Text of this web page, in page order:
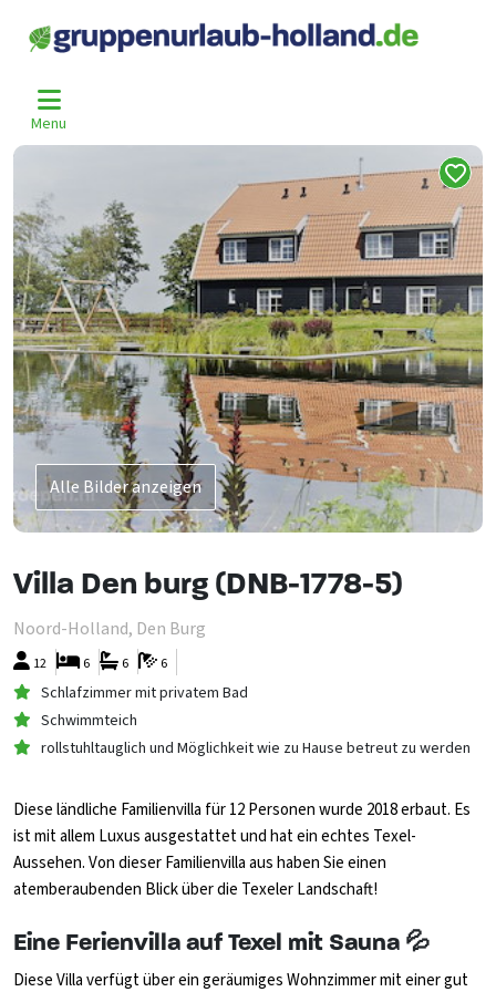
Menu
Home >
Alle Bilder anzeigen
Villa Den burg (DNB-1778-5)
Noord-Holland, Den Burg
12 6 6
6
Schlafzimmer mit privatem Bad
Schwimmteich
rollstuhltauglich und Möglichkeit wie zu Hause betreut zu werden
Diese ländliche Familienvilla für 12 Personen wurde 2018 erbaut. Es
ist mit allem Luxus ausgestattet und hat ein echtes Texel-
Aussehen. Von dieser Familienvilla aus haben Sie einen
atemberaubenden Blick über die Texeler Landschaft!
Eine Ferienvilla auf Texel mit Sauna 💦
Diese Villa verfügt über ein geräumiges Wohnzimmer mit einer gut